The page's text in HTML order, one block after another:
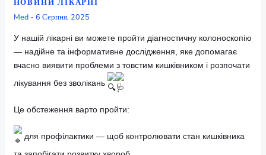
НОВИНИ ЛІКАРНІ
Med - 6 Серпня, 2025
нашій лікарні ви можете пройти діагностичну
— надійне та інформативне дослідження, яке допомагає
лікування без зволікань